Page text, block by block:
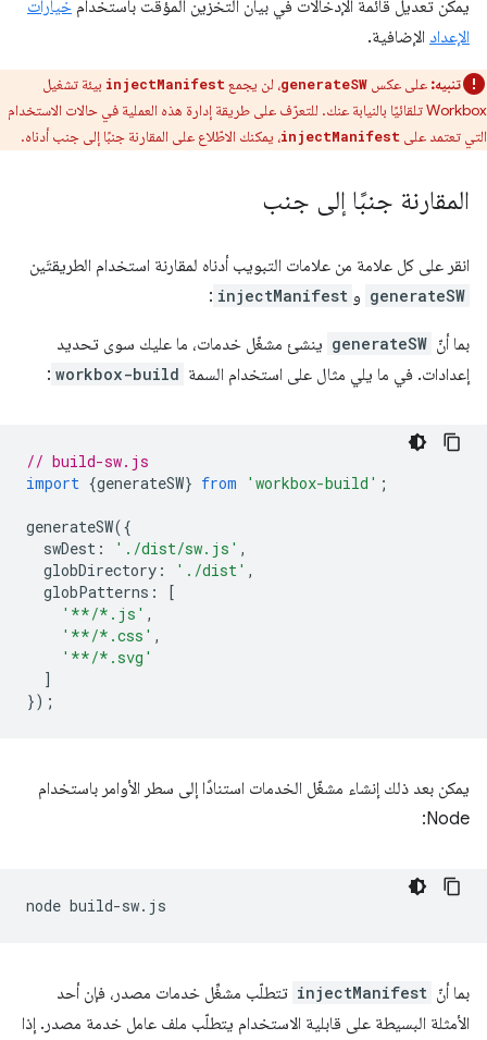
يمكن تعديل قائمة الإدخالات في بيان التخزين المؤقت باستخدام خيارات
الإعداد الإضافية.
تنبيه: على عكس generateSW، لن يجمع injectManifest بيئة تشغيل
Workbox تلقائيًا بالنيابة عنك. للتعرّف على طريقة إدارة هذه العملية في حالات الاستخدام
التي تعتمد على injectManifest، يمكنك الاطّلاع على المقارنة جنبًا إلى جنب أدناه.
المقارنة جنبًا إلى جنب
انقر على كل علامة من علامات التبويب أدناه لمقارنة استخدام الطريقتَين
generateSW و injectManifest
:
بما أنّ generateSW ينشئ مشغّل خدمات، ما عليك سوى تحديد
إعدادات. في ما يلي مثال على استخدام السمة workbox-build
:
// build-sw.js
import {generateSW} from 'workbox-build' ;
generateSW({
swDest : './dist/sw.js' ,
globDirectory : './dist' ,
globPatterns :
[
'**/*.js' ,
'**/*.css' ,
'**/*.svg'
]
});
يمكن بعد ذلك إنشاء مشغّل الخدمات استنادًا إلى سطر الأوامر باستخدام
Node:
node
بما أنّ injectManifest تتطلّب مشغِّل خدمات مصدر، فإن أحد
الأمثلة البسيطة على قابلية الاستخدام يتطلّب ملف عامل خدمة مصدر. إذا